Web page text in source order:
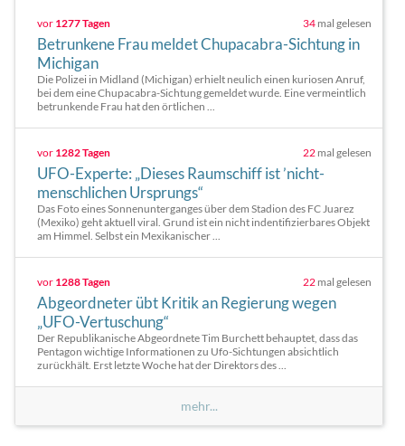
vor 1277 Tagen 34 mal gelesen
Betrunkene Frau meldet Chupacabra-Sichtung in
Michigan
Die Polizei in Midland (Michigan) erhielt neulich einen kuriosen Anruf,
bei dem eine Chupacabra-Sichtung gemeldet wurde. Eine vermeintlich
betrunkende Frau hat den örtlichen ...
vor 1282 Tagen 22 mal gelesen
UFO-Experte: „Dieses Raumschiff ist ’nicht-
menschlichen Ursprungs“
Das Foto eines Sonnenunterganges über dem Stadion des FC Juarez
(Mexiko) geht aktuell viral. Grund ist ein nicht indentifizierbares Objekt
am Himmel. Selbst ein Mexikanischer ...
vor 1288 Tagen 22 mal gelesen
Abgeordneter übt Kritik an Regierung wegen
„UFO-Vertuschung“
Der Republikanische Abgeordnete Tim Burchett behauptet, dass das
Pentagon wichtige Informationen zu Ufo-Sichtungen absichtlich
zurückhält. Erst letzte Woche hat der Direktors des ...
mehr...